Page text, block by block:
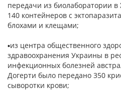
передачи из биолаборатории в
140 контейнеров с
блохами и клещами;
▪из центра общественного
здравоохранения Украины в
инфекционных болезней
Догерти было передано 350
сыворотки крови;